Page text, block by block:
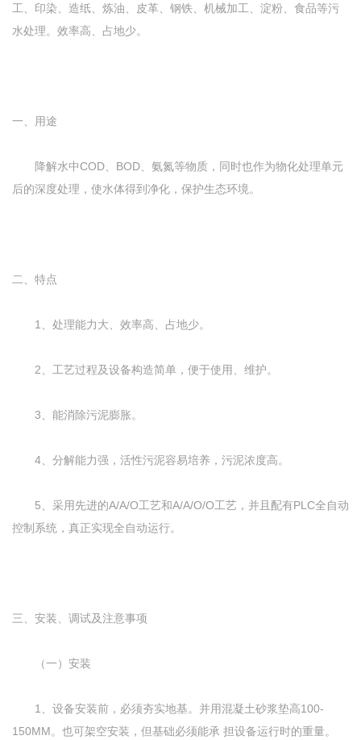
工、印染、造纸、炼油、皮革、钢铁、机械加工、淀粉、食品等污
水处理。效率高、占地少。
一、用途
降解水中COD、BOD、氨氮等物质，同时也作为物化处理单元
后的深度处理，使水体得到净化，保护生态环境。
二、特点
1、处理能力大、效率高、占地少。
2、工艺过程及设备构造简单，便于使用、维护。
3、能消除污泥膨胀。
4、分解能力强，活性污泥容易培养，污泥浓度高。
5、采用先进的A/A/O工艺和A/A/O/O工艺，并且配有PLC全自动
控制系统，真正实现全自动运行。
三、安装、调试及注意事项
（一）安装
1、设备安装前，必须夯实地基。并用混凝土砂浆垫高100-
150MM。也可架空安装，但基础必须能承 担设备运行时的重量。